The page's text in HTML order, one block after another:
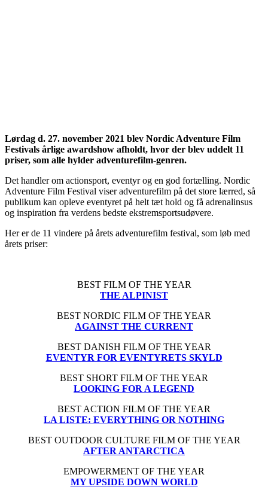
Lørdag d. 27. november 2021 blev Nordic Adventure Film
Festivals årlige awardshow afholdt, hvor der blev uddelt 11
priser, som alle hylder adventurefilm-genren.
Det handler om actionsport, eventyr og en god fortælling. Nordic
Adventure Film Festival viser adventurefilm på det store lærred, så
publikum kan opleve eventyret på helt tæt hold og få adrenalinsus
og inspiration fra verdens bedste ekstremsportsudøvere.
Her er de 11 vindere på årets adventurefilm festival, som løb med
årets priser:
BEST FILM OF THE YEAR
THE ALPINIST
BEST NORDIC FILM OF THE YEAR
AGAINST THE CURRENT
BEST DANISH FILM OF THE YEAR
EVENTYR FOR EVENTYRETS SKYLD
BEST SHORT FILM OF THE YEAR
LOOKING FOR A LEGEND
BEST ACTION FILM OF THE YEAR
LA LISTE: EVERYTHING OR NOTHING
BEST OUTDOOR CULTURE FILM OF THE YEAR
AFTER ANTARCTICA
EMPOWERMENT OF THE YEAR
MY UPSIDE DOWN WORLD